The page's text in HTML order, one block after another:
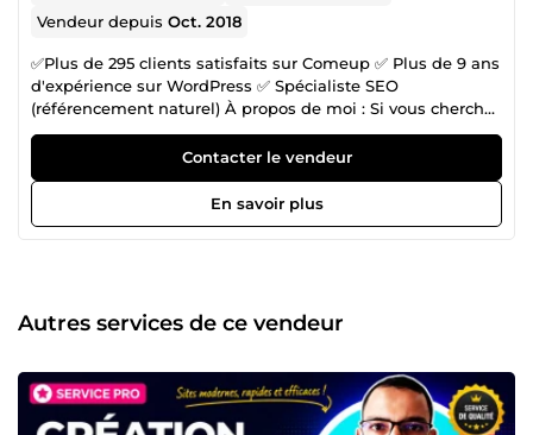
Vendeur depuisOct. 2018
✅Plus de 295 clients satisfaits sur Comeup ✅ Plus de 9 ans
d'expérience sur WordPress ✅ Spécialiste SEO
(référencement naturel) À propos de moi : Si vous cherchez
un professionnel expérimenté pour créer votre site
internet, je suis à votre disposition. Depuis 2015, je me
consacre à la création de sites internet WordPress, et je
suis en mesure de vous offrir des services de qualité pour
répondre à tous vos besoins en matière de site internet.
pour les moteurs de recherche. De plus, mes compétences
en matière de référencement naturel et de rédaction SEO
classement sur les moteurs de recherche et à accroître leur
visibilité en ligne. Je suis passionné par la création de
sites internet professionnels et optimisés pour les moteurs
Contacter le vendeur
En savoir plus
Autres services de ce vendeur